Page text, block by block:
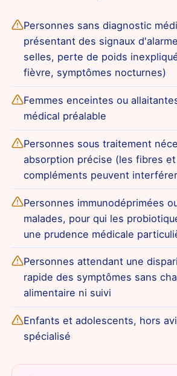
Personnes sans diagnostic
présentant des signaux
selles, perte de poids
fièvre, symptômes nocturnes)
Femmes enceintes ou
médical préalable
Personnes sous traitement
absorption précise (les fibres
compléments peuvent
Personnes immunodéprimées
malades, pour qui les
une prudence médicale
Personnes attendant une
rapide des symptômes sans
alimentaire ni suivi
Enfants et adolescents, hors
spécialisé